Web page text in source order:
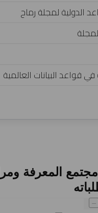
الدولية لمجلة رماح
قواعد البيانات العالمية
المعرفة
–